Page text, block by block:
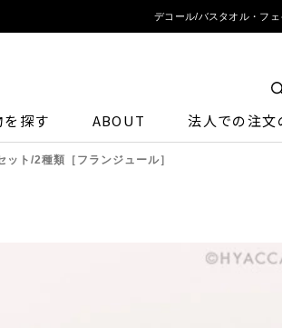
デコール/バスタオル・フ
を探す ABOUT 法人での注文
ト/2種類［フランジュール］